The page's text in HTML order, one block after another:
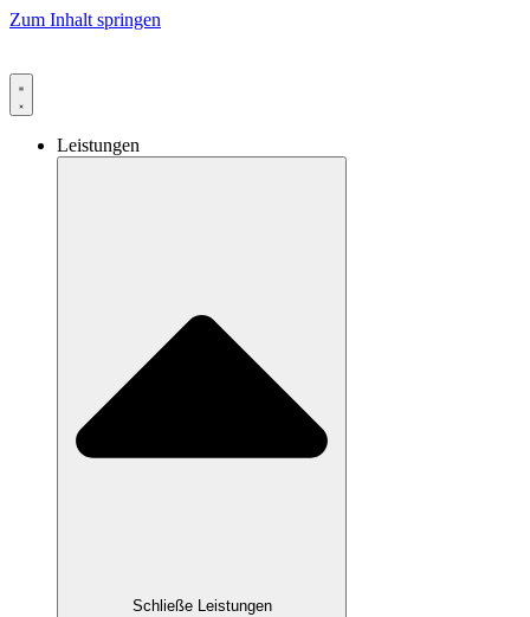
Zum Inhalt springen
Leistungen
Schließe Leistungen